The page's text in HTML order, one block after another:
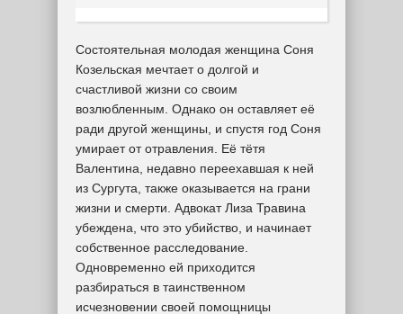
Состоятельная молодая женщина Соня
Козельская мечтает о долгой и
счастливой жизни со своим
возлюбленным. Однако он оставляет её
ради другой женщины, и спустя год Соня
умирает от отравления. Её тётя
Валентина, недавно переехавшая к ней
из Сургута, также оказывается на грани
жизни и смерти. Адвокат Лиза Травина
убеждена, что это убийство, и начинает
собственное расследование.
Одновременно ей приходится
разбираться в таинственном
исчезновении своей помощницы